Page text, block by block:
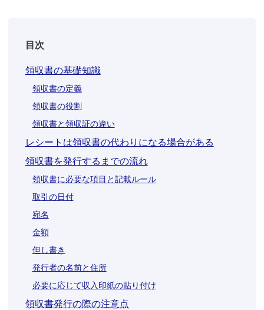
目次
領収書の基礎知識
領収書の定義
領収書の役割
領収書と領収証の違い
レシートは領収書の代わりになる場合がある
領収書を発行するまでの流れ
領収書に必要な項目と記載ルール
取引の日付
宛名
金額
但し書き
発行者の名前と住所
必要に応じて収入印紙の貼り付け
領収書発行の際の注意点